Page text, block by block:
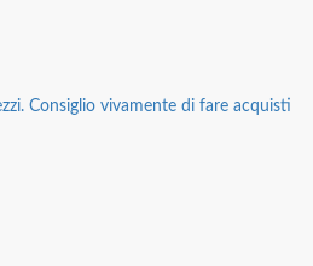
Consiglio vivamente di fare acquisti